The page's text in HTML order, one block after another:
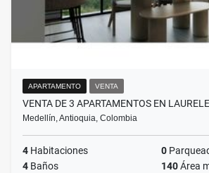
APARTAMENTO VENTA
VENTA DE 3 APARTAMENTOS EN
Medellín, Antioquia, Colombia
4 Habitaciones 0
4 Baños 140Área